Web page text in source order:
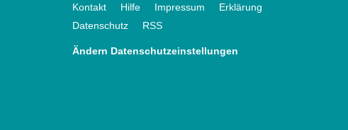
Kontakt Hilfe Impressum
Erklärung
Datenschutz
RSS
Ändern Datenschutzeinstellungen